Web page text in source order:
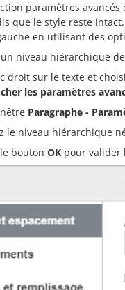
paramètres
que le style reste
en utilisant des
niveau hiérarchique
droit sur le texte et
les paramètres
Paragraphe -
le niveau hiérarchique
bouton OK pour valider